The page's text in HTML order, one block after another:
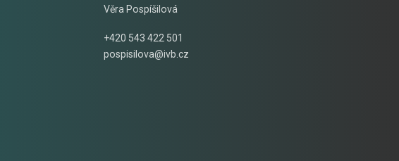
Věra Pospíšilová
+420 543 422 501
pospisilova@ivb.cz